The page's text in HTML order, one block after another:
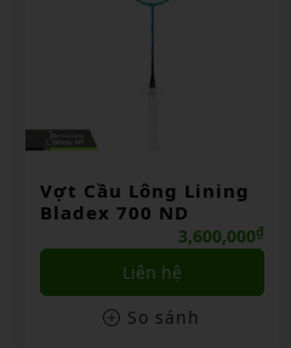
Vợt Cầu Lông Lining
Bladex 700 ND
3,600,000₫
Liên hệ
So sánh